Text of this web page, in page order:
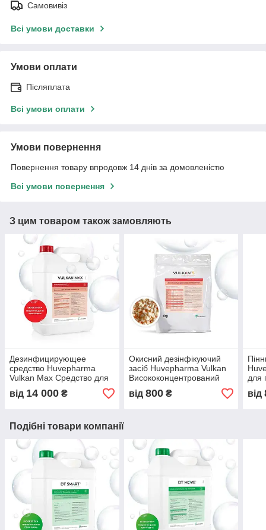
Самовивіз
Всі умови доставки
Умови оплати
Післяплата
Всі умови оплати
Умови повернення
Повернення товару впродовж 14 днів за домовленістю
Всі умови повернення
З цим товаром також замовляють
Дезинфицирующее
средство Huvepharma
Vulkan Max Средство для
животноводческих
від 14 000 ₴
Окисний дезінфікуючий
засіб Huvepharma Vulkan
Висококонцентрований
від 800₴
для
від
Подібні товари компанії